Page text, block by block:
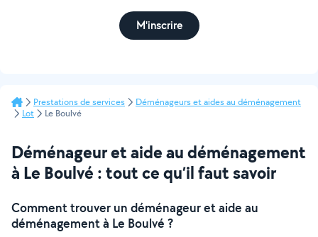
M'inscrire
Prestations de services
Déménageurs et aides au déménagement
Lot
Le Boulvé
Déménageur et aide au déménagement
à Le Boulvé : tout ce qu’il faut savoir
Comment trouver un déménageur et aide au
déménagement à Le Boulvé ?